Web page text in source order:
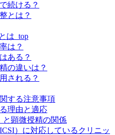
続ける？
とは？
は_top
は？
ある？
の違いは？
される？
する注意事項
理由と適応
と顕微授精の関係
）に対応しているクリニッ